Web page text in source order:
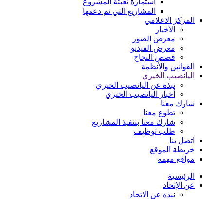
استمارة تعبئة المشروع
المشاريع التي تم دعمها
المركز الاعلامي
الأخبار
معرض الصور
معرض الفيديو
قصص النجاح
القوانين والأنظمة
اليانصيب الخيري
نبذة عن اليانصيب الخيري
أخبار اليانصيب الخيري
شارك معنا
تطوع معنا
شارك معنا بتنفيذ المشاريع
طلب توظيف
اتصل بنا
خريطة الموقع
مواقع مهمه
الرئيسية
عن الإتحاد
نبذه عن الاتحاد